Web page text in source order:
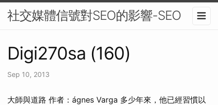
社交媒體信號對SEO的影響-SEO
Digi270sa (160)
Sep 10, 2013
大師與道路 作者：ágnes Varga 多少年來，他已經習慣以